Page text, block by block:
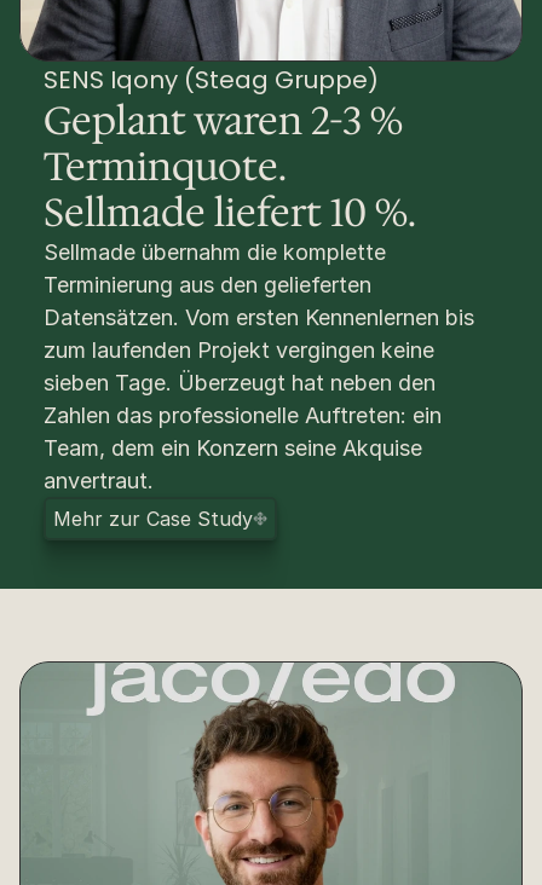
SENS Iqony (Steag Gruppe)
Geplant waren 2-3 %
Terminquote.
Sellmade liefert 10 %.
Sellmade übernahm die komplette
Terminierung aus den gelieferten
Datensätzen. Vom ersten Kennenlernen bis
zum laufenden Projekt vergingen keine
sieben Tage. Überzeugt hat neben den
Zahlen das professionelle Auftreten: ein
Team, dem ein Konzern seine Akquise
anvertraut.
Mehr zur Case Study